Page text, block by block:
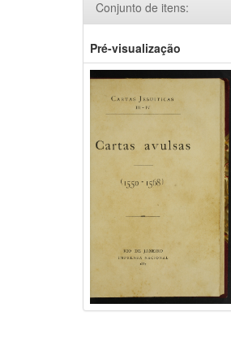
Conjunto de itens:
Pré-visualização